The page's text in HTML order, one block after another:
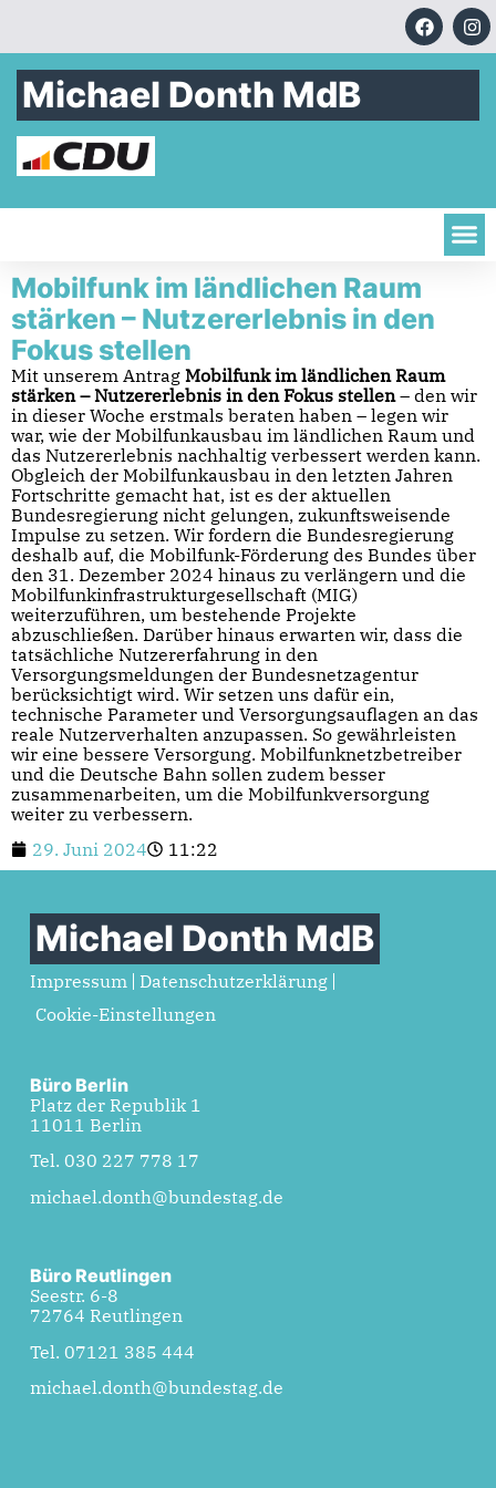
Michael Donth MdB
Mobilfunk im ländlichen Raum
stärken – Nutzererlebnis in den
Fokus stellen
Mit unserem Antrag Mobilfunk im ländlichen Raum
stärken – Nutzererlebnis in den Fokus stellen– den wir
in dieser Woche erstmals beraten haben – legen wir
war, wie der Mobilfunkausbau im ländlichen Raum und
das Nutzererlebnis nachhaltig verbessert werden kann.
Obgleich der Mobilfunkausbau in den letzten Jahren
Fortschritte gemacht hat, ist es der aktuellen
Bundesregierung nicht gelungen, zukunftsweisende
Impulse zu setzen. Wir fordern die Bundesregierung
deshalb auf, die Mobilfunk-Förderung des Bundes über
den 31. Dezember 2024 hinaus zu verlängern und die
Mobilfunkinfrastrukturgesellschaft (MIG)
weiterzuführen, um bestehende Projekte
abzuschließen. Darüber hinaus erwarten wir, dass die
tatsächliche Nutzererfahrung in den
Versorgungsmeldungen der Bundesnetzagentur
berücksichtigt wird. Wir setzen uns dafür ein,
technische Parameter und Versorgungsauflagen an das
reale Nutzerverhalten anzupassen. So gewährleisten
wir eine bessere Versorgung. Mobilfunknetzbetreiber
und die Deutsche Bahn sollen zudem besser
zusammenarbeiten, um die Mobilfunkversorgung
weiter zu verbessern.
29. Juni 2024
11:22
Michael Donth MdB
Impressum
Datenschutzerklärung
Cookie-Einstellungen
Büro Berlin
Platz der Republik 1
11011 Berlin
Tel. 030 227 778 17
michael.donth@bundestag.de
Büro Reutlingen
Seestr. 6-8
72764 Reutlingen
Tel. 07121 385 444
michael.donth@bundestag.de